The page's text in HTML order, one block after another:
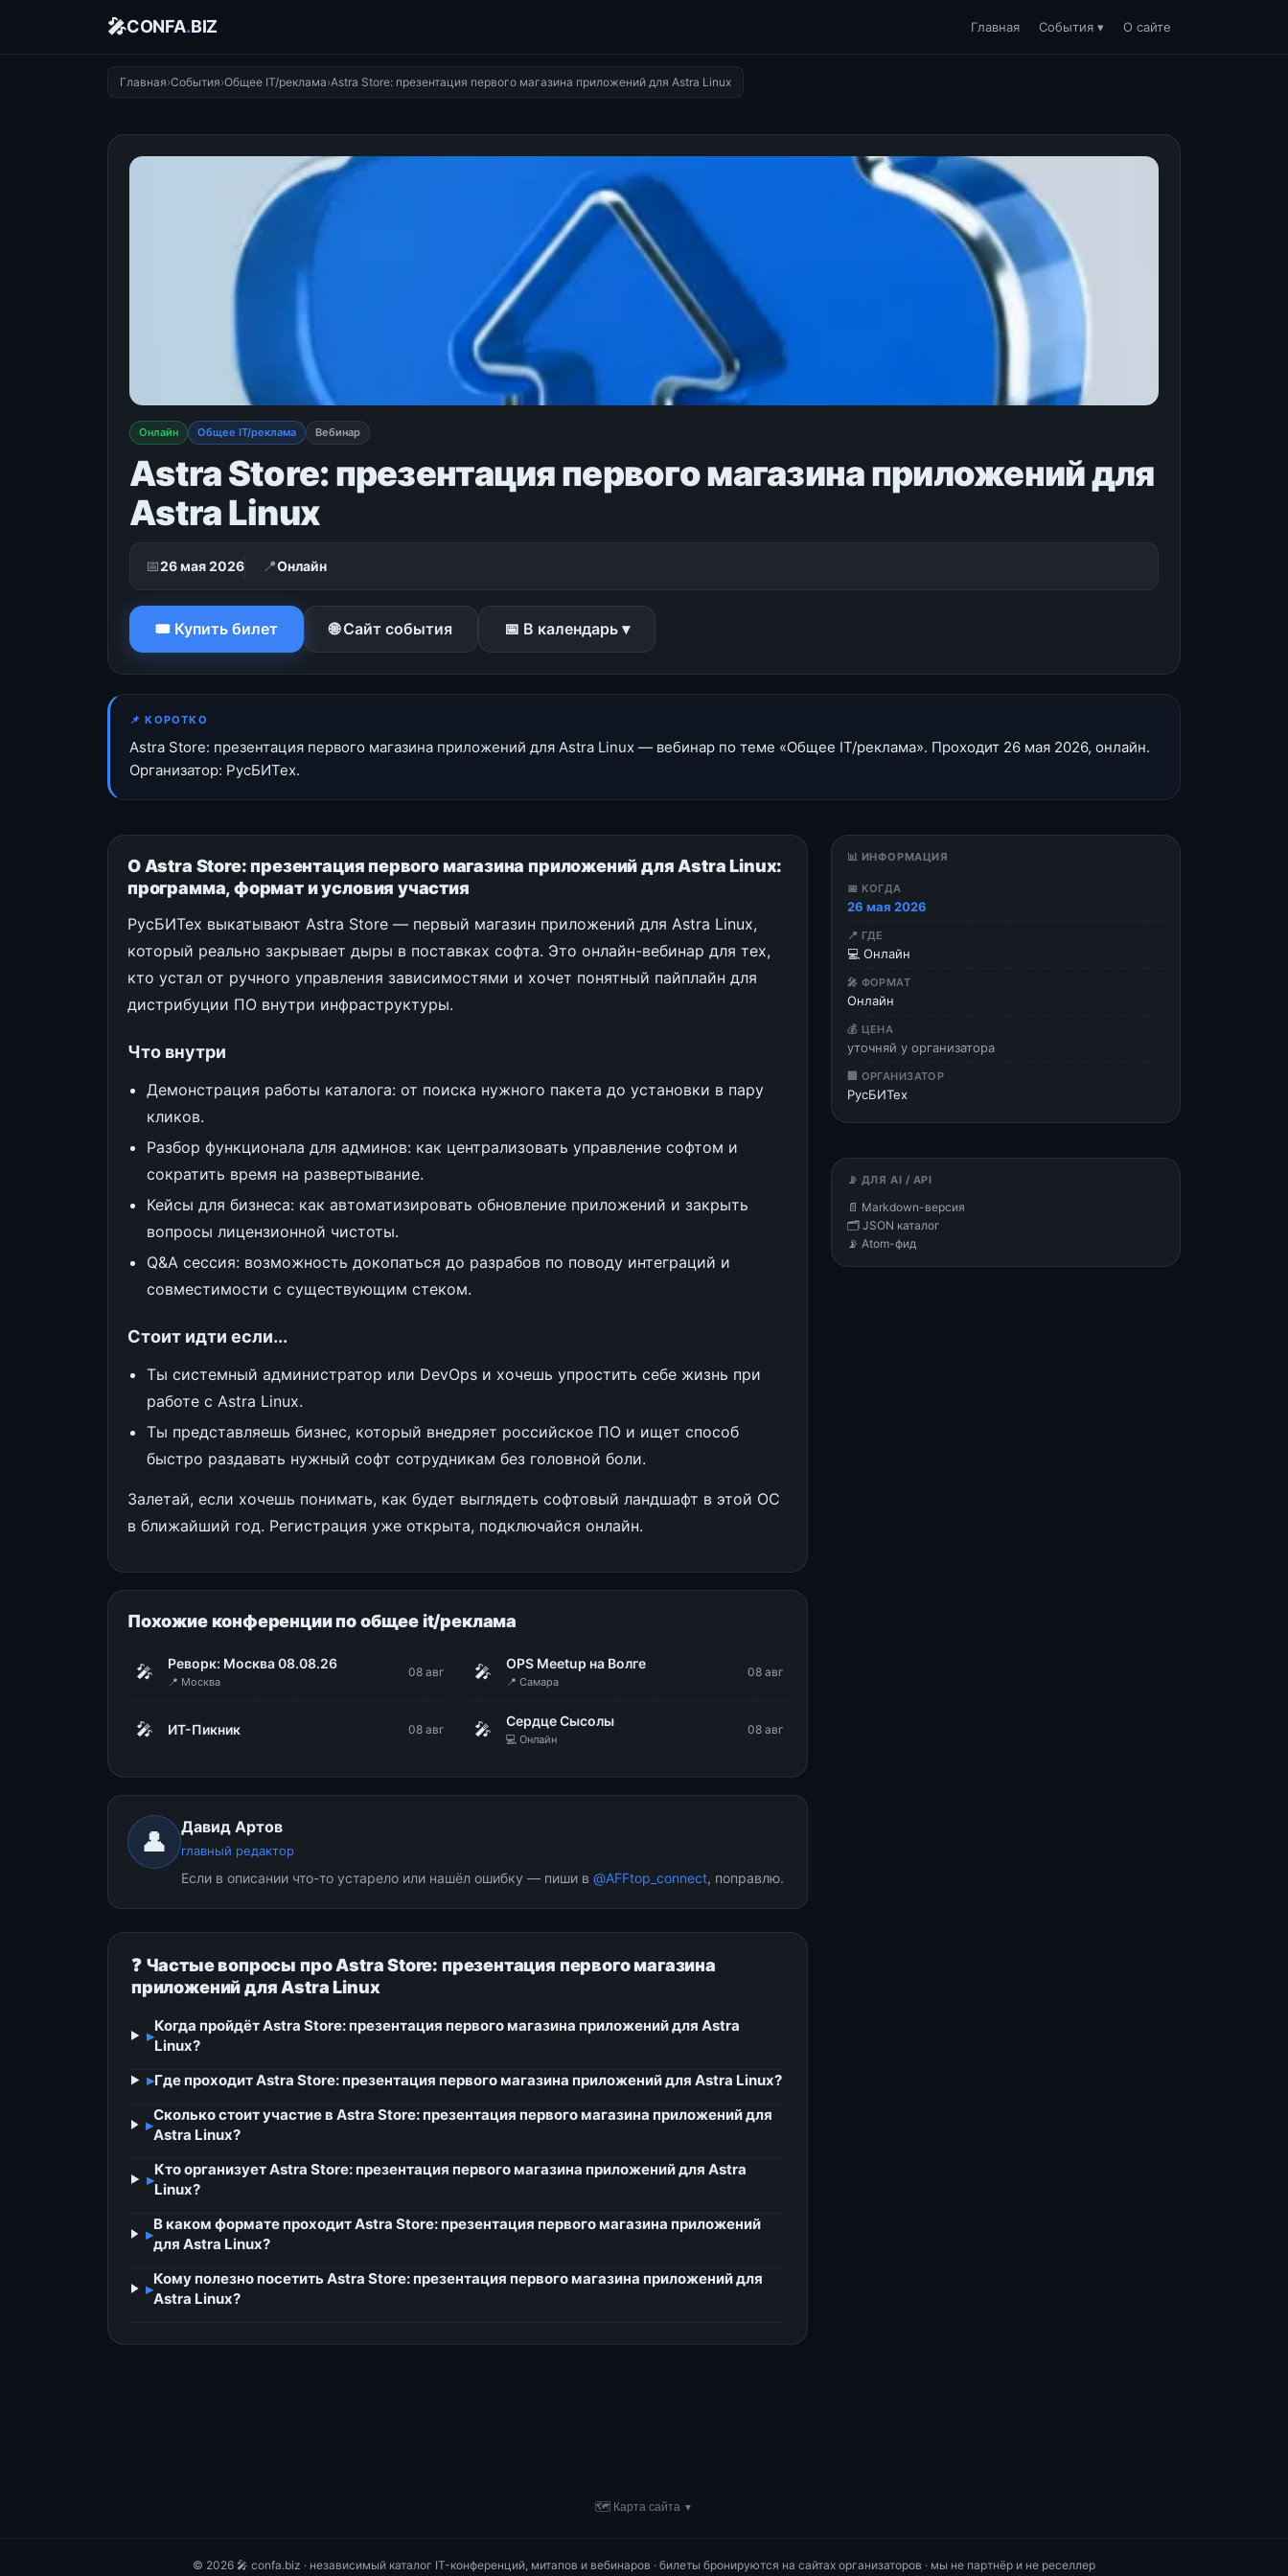
🎤CONFA.BIZ Главная События ▾ О сайте
Главная›События›Общее IT/реклама›Astra Store: презентация первого магазина приложений для Astra Linux
Онлайн Общее IT/реклама Вебинар
Astra Store: презентация первого магазина приложений для
Astra Linux
📅26 мая 2026 📍Онлайн
🎟 Купить билет 🌐 Сайт события 📅 В календарь ▾
📌 КОРОТКО
Astra Store: презентация первого магазина приложений для Astra Linux — вебинар по теме «Общее IT/реклама». Проходит 26 мая 2026, онлайн.
Организатор: РусБИТех.
О Astra Store: презентация первого магазина приложений для Astra Linux:
программа, формат и условия участия
РусБИТех выкатывают Astra Store — первый магазин приложений для Astra Linux,
который реально закрывает дыры в поставках софта. Это онлайн-вебинар для тех,
кто устал от ручного управления зависимостями и хочет понятный пайплайн для
дистрибуции ПО внутри инфраструктуры.
Что внутри
Демонстрация работы каталога: от поиска нужного пакета до установки в пару
кликов.
Разбор функционала для админов: как централизовать управление софтом и
сократить время на развертывание.
Кейсы для бизнеса: как автоматизировать обновление приложений и закрыть
вопросы лицензионной чистоты.
Q&A сессия: возможность докопаться до разрабов по поводу интеграций и
совместимости с существующим стеком.
Стоит идти если...
Ты системный администратор или DevOps и хочешь упростить себе жизнь при
работе с Astra Linux.
Ты представляешь бизнес, который внедряет российское ПО и ищет способ
быстро раздавать нужный софт сотрудникам без головной боли.
Залетай, если хочешь понимать, как будет выглядеть софтовый ландшафт в этой ОС
в ближайший год. Регистрация уже открыта, подключайся онлайн.
Похожие конференции по общее it/реклама
🎤 Реворк: Москва 08.08.26
📍 Москва
08 авг 🎤 OPS Meetup на Волге
📍 Самара
08 авг
🎤 ИТ-Пикник 08 авг 🎤 Сердце Сысолы
💻 Онлайн
08 авг
👤 Давид Артов
главный редактор
Если в описании что-то устарело или нашёл ошибку — пиши в @AFFtop_connect, поправлю.
❓ Частые вопросы про Astra Store: презентация первого магазина
приложений для Astra Linux
▸
Когда пройдёт Astra Store: презентация первого магазина приложений для Astra
Linux?
▸Где проходит Astra Store: презентация первого магазина приложений для Astra Linux?
▸
Сколько стоит участие в Astra Store: презентация первого магазина приложений для
Astra Linux?
▸
Кто организует Astra Store: презентация первого магазина приложений для Astra
Linux?
▸
В каком формате проходит Astra Store: презентация первого магазина приложений
для Astra Linux?
▸
Кому полезно посетить Astra Store: презентация первого магазина приложений для
Astra Linux?
📊 ИНФОРМАЦИЯ
📅 КОГДА
26 мая 2026
📍 ГДЕ
💻 Онлайн
🎤 ФОРМАТ
Онлайн
💰 ЦЕНА
уточняй у организатора
🏢 ОРГАНИЗАТОР
РусБИТех
📡 ДЛЯ AI / API
📄 Markdown-версия
🗂 JSON каталог
📡 Atom-фид
🗺 Карта сайта ▼
© 2026 🎤 confa.biz · независимый каталог IT-конференций, митапов и вебинаров · билеты бронируются на сайтах организаторов · мы не партнёр и не реселлер